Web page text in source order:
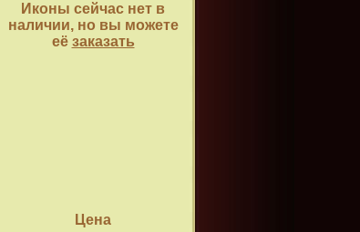
Иконы сейчас нет в
наличии, но вы можете
её заказать
Цена